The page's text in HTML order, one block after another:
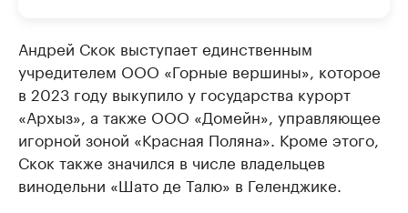
Андрей Скок выступает единственным
учредителем ООО «Горные вершины», которое
в 2023 году выкупило у государства курорт
«Архыз», а также ООО «Домейн», управляющее
игорной зоной «Красная Поляна». Кроме этого,
Скок также значился в числе владельцев
винодельни «Шато де Талю» в Геленджике.